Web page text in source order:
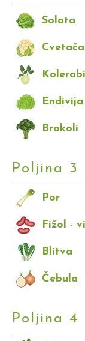
Solata
Cvetača
Endivija
Brokoli
Poljina 3
Por
Fižol -
Blitva
Čebula
Poljina 4